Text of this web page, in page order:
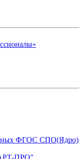
ФГОС СПО(Ядро)
ПРО"